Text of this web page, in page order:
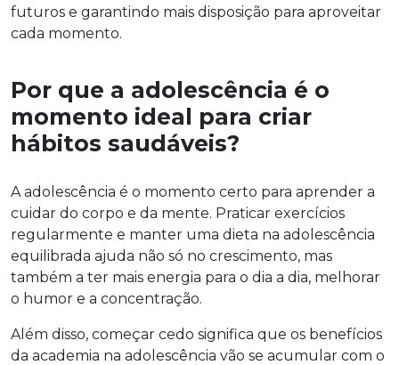
futuros e garantindo mais disposição para aproveitar
cada momento.
Por que a adolescência é o
momento ideal para criar
hábitos saudáveis?
A adolescência é o momento certo para aprender a
cuidar do corpo e da mente. Praticar exercícios
regularmente e manter uma dieta na adolescência
equilibrada ajuda não só no crescimento, mas
também a ter mais energia para o dia a dia, melhorar
o humor e a concentração.
Além disso, começar cedo significa que os benefícios
da academia na adolescência vão se acumular com o